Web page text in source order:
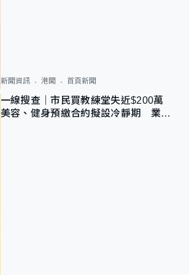
新聞資訊 港聞 首頁新聞
一線搜查｜市民買教練堂失近$200萬
美容、健身預繳合約擬設冷靜期 業界